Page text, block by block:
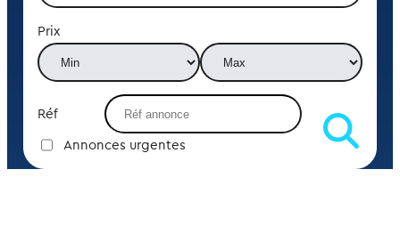
Prix
Réf
Annonces urgentes